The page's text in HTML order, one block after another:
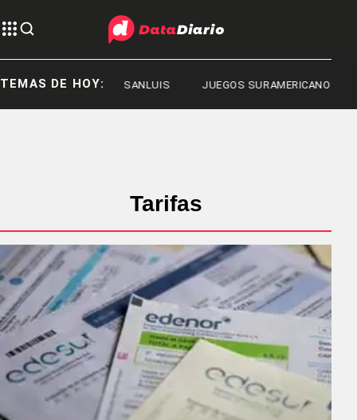
TEMAS DE HOY:SANLUIS JUEGOS SURAMERICANOS 2026
Tarifas